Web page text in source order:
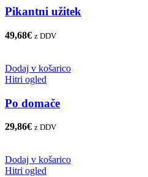
Pikantni užitek
49,68€ z DDV
Dodaj v košarico
Hitri ogled
Po domače
29,86€ z DDV
Dodaj v košarico
Hitri ogled